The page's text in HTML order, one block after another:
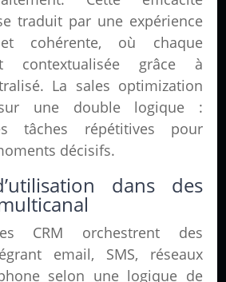
traduit par une expérience
cohérente, où chaque
contextualisée grâce à
La sales optimization
une double logique :
tâches répétitives pour
décisifs.
dans des
CRM orchestrent des
email, SMS, réseaux
selon une logique de